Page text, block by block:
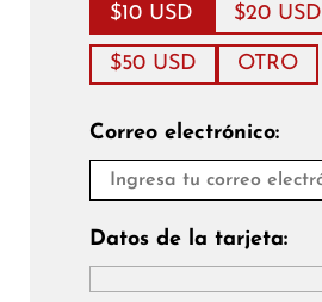
$10 USD $20 USD
$50 USD OTRO
Correo electrónico:
Datos de la tarjeta: